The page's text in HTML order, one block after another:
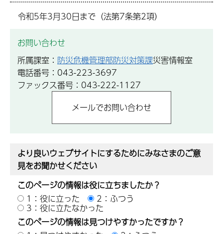
令和5年3月30日まで（法第7条第2項）
お問い合わせ
所属課室： 防災危機管理部防災対策課災害情報室
電話番号：043-223-3697
ファックス番号：043-222-1127
より良いウェブサイトにするためにみなさまのご意
見をお聞かせください
このページの情報は役に立ちましたか？
1：役に立った
2：ふつう
3：役に立たなかった
このページの情報は見つけやすかったですか？